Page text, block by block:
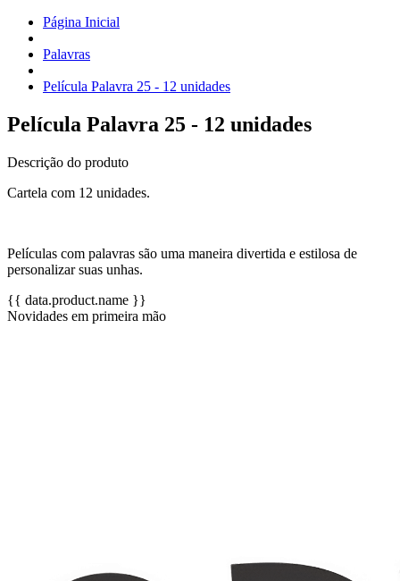
Página Inicial
Palavras
Película Palavra 25 - 12 unidades
Película Palavra 25 - 12 unidades
Descrição do produto
Cartela com 12 unidades.
Películas com palavras são uma maneira divertida e estilosa de
personalizar suas unhas.
{{ data.product.name }}
Novidades em primeira mão